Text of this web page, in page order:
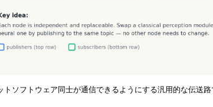
ソフトウェア同士が通信できるようにする汎用的な伝送路